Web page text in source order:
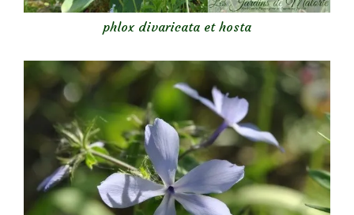
phlox divaricata et hosta